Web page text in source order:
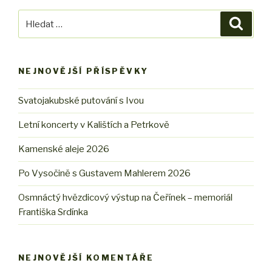
NEJNOVĚJŠÍ PŘÍSPĚVKY
Svatojakubské putování s Ivou
Letní koncerty v Kalištích a Petrkově
Kamenské aleje 2026
Po Vysočině s Gustavem Mahlerem 2026
Osmnáctý hvězdicový výstup na Čeřínek – memoriál
Františka Srdínka
NEJNOVĚJŠÍ KOMENTÁŘE